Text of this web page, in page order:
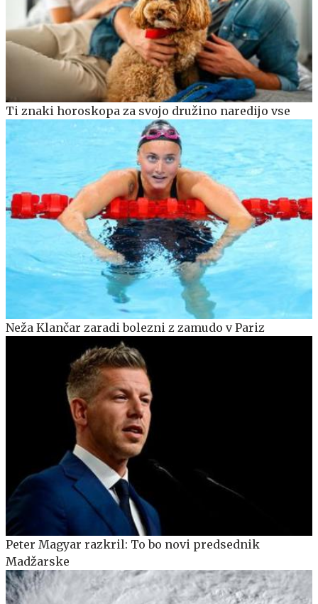
Ti znaki horoskopa za svojo družino naredijo vse
Neža Klančar zaradi bolezni z zamudo v Pariz
Peter Magyar razkril: To bo novi predsednik
Madžarske